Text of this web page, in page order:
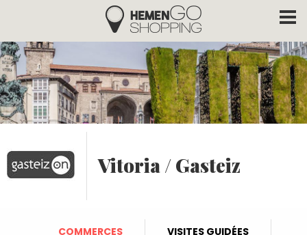
Aller au contenu principal
Hemengo Shopping
Vitoria / Gasteiz
COMMERCES
VISITES GUIDÉES